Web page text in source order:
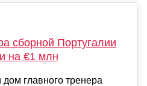
сборной Португалии
на €1 млн
главного тренера